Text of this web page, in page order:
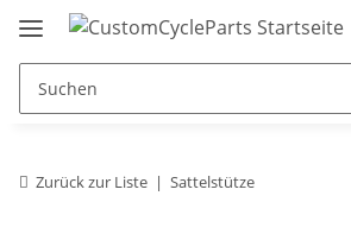
Zurück zur Liste Sattelstütze